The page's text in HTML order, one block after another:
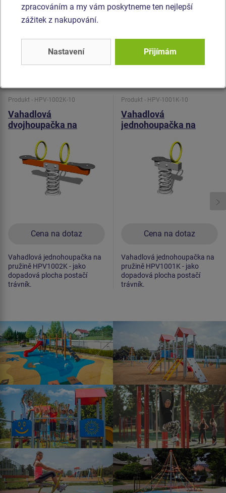
duplexním nástřikem práškovou vypalovací barvou dle
RAL. Houpačka je konstruována s ohledem na vysoké
je pozinkovaný nebo nerezový.
Produkt - HPV-1002K-10
Vahadlová
dvojhoupačka na
celokovová
Cena na dotaz
Vahadlová jednohoupačka na
pružině HPV1002K - jako
dopadová plocha postačí
trávník.
Produkt - HPV-1001K-10
Vahadlová
jednohoupačka na
Cena na dotaz
Vahadlová jednohoupačka na
pružině HPV1001K - jako
dopadová plocha postačí
trávník.
zpracováním a my vám poskytneme ten nejlepší
zážitek z nakupování.
Nastavení Přijímám